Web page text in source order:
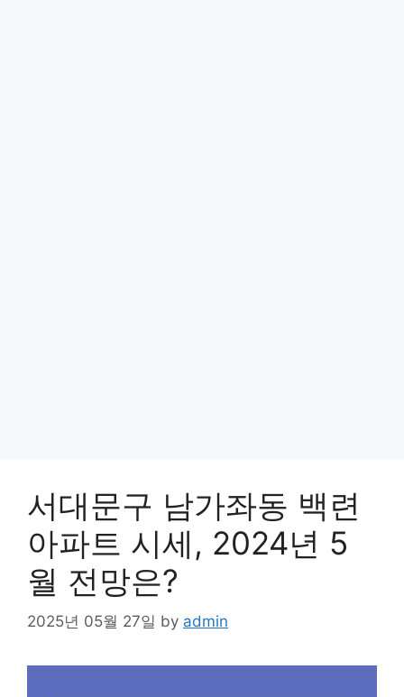
서대문구 남가좌동 백련
아파트 시세, 2024년 5
월 전망은?
2025년 05월 27일 by admin